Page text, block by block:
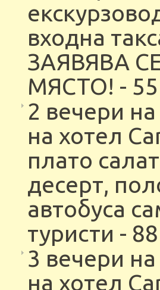
входна
ЗАЯВЯВА
МЯСТО! - 55
2 вечери
на хотел
плато
десерт,
автобуса
туристи -
3 вечери
на хотел